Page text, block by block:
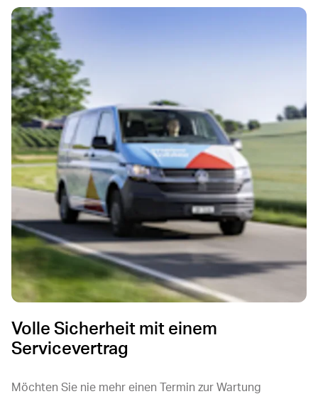
Volle Sicherheit mit einem
Servicevertrag
Möchten Sie nie mehr einen Termin zur Wartung